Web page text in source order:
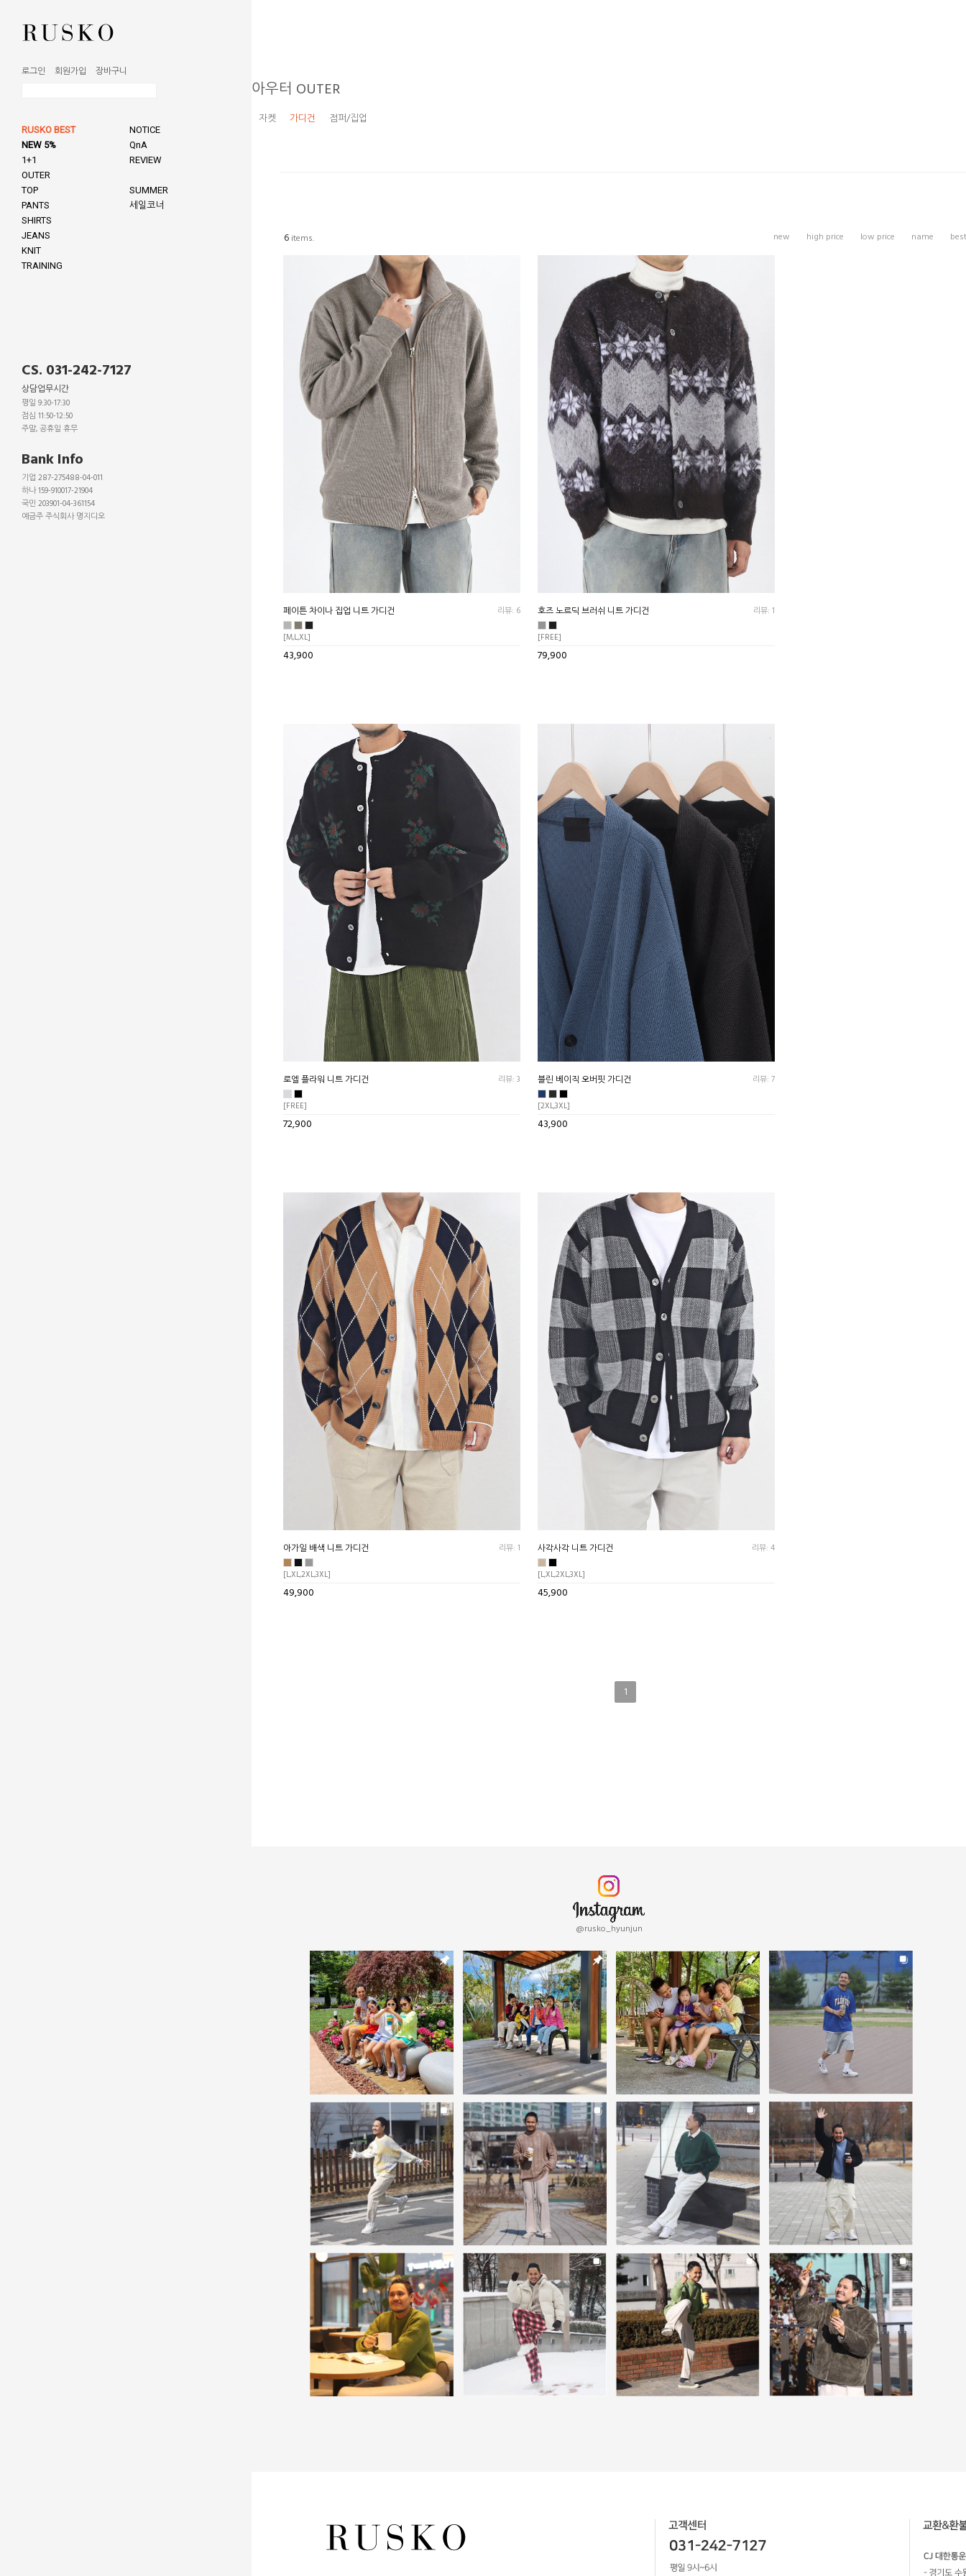
로그인 회원가입 장바구니
RUSKO BEST
NEW 5%
1+1
OUTER
TOP
PANTS
SHIRTS
JEANS
KNIT
TRAINING
NOTICE
QnA
REVIEW
SUMMER
세일코너
CS. 031-242-7127
상담업무시간
평일 9:30-17:30
점심 11:50-12:50
주말, 공휴일 휴무
Bank Info
기업 287-275488-04-011
하나 159-910017-21904
국민 203901-04-361154
예금주 주식회사 명지디오
아우터 OUTER
자켓 가디건 점퍼/집업
new high price low price name best
6 items.
페이튼 차이나 집업 니트 가디건 리뷰: 6
[M,L,XL]
43,900
호즈 노르딕 브러쉬 니트 가디건 리뷰: 1
[FREE]
79,900
로엘 플라워 니트 가디건 리뷰: 3
[FREE]
72,900
블린 베이직 오버핏 가디건 리뷰: 7
[2XL,3XL]
43,900
아가일 배색 니트 가디건 리뷰: 1
[L,XL,2XL,3XL]
49,900
사각사각 니트 가디건 리뷰: 4
[L,XL,2XL,3XL]
45,900
1
@rusko_hyunjun